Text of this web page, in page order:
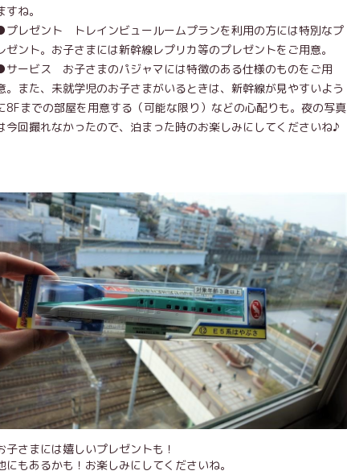
すね。
プレゼント トレインビュールームプランを利用の方には特別なプ
ゼント。お子さまには新幹線レプリカ等のプレゼントをご用意。
サービス お子さまのパジャマには特徴のある仕様のものをご用
。また、未就学児のお子さまがいるときは、新幹線が見やすいよう
8Fまでの部屋を用意する（可能な限り）などの心配りも。夜の写真
今回撮れなかったので、泊まった時のお楽しみにしてくださいね♪
子さまには嬉しいプレゼントも！
にもあるかも！お楽しみにしてくださいね。